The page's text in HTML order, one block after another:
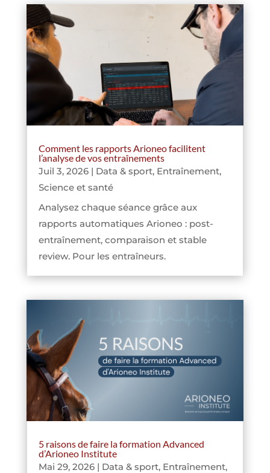
Comment les rapports Arioneo facilitent
l’analyse de vos entraînements
Juil 3, 2026| Data & sport, Entraînement,
Science et santé
Analysez chaque séance grâce aux
rapports automatiques Arioneo : post-
entraînement, comparaison et stable
review. Pour les entraîneurs.
5 raisons de faire la formation Advanced
d’Arioneo Institute
Mai 29, 2026| Data & sport, Entraînement,